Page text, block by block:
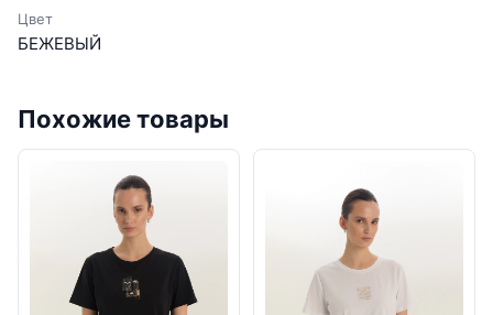
Цвет
БЕЖЕВЫЙ
Похожие товары